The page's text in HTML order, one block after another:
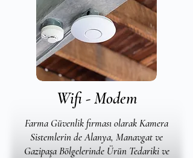
Wifi - Modem
Farma Güvenlik firması olarak Kamera
Sistemlerin de Alanya, Manavgat ve
Gazipaşa Bölgelerinde Ürün Tedariki ve